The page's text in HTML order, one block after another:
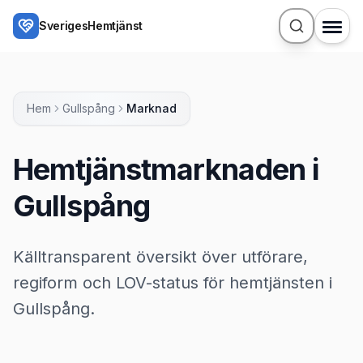
Hoppa till huvudinnehåll
SverigesHemtjänst
Hem Gullspång Marknad
Hemtjänstmarknaden i
Gullspång
Källtransparent översikt över utförare,
regiform och LOV-status för hemtjänsten i
Gullspång.